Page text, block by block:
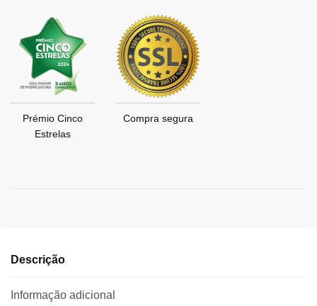
Prémio Cinco
Estrelas
Compra segura
Descrição
Informação adicional